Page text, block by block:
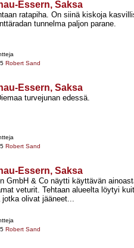
Essern, Saksa
ratapiha. On siinä kiskoja
tunnelma paljon parane.
Robert Sand
Essern, Saksa
turvejunan edessä.
Robert Sand
Essern, Saksa
GmbH & Co näytti käyttävän
veturit. Tehtaan alueelta löytyi
jotka olivat jääneet...
Robert Sand